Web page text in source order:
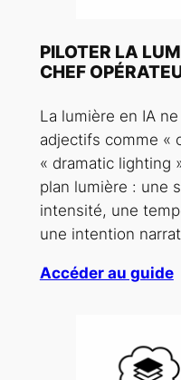
PILOTER LA
CHEF
La lumière en IA
adjectifs comme «
« dramatic lighting
plan lumière : une
intensité, une
une intention
Accéder au guide